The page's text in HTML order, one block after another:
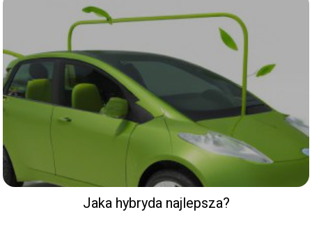
Jaka hybryda najlepsza?